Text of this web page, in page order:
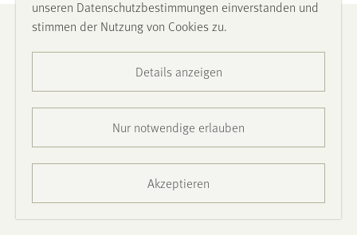
Impressum
Presse
unseren Datenschutzbestimmungen einverstanden und
stimmen der Nutzung von Cookies zu.
Details anzeigen
Nur notwendige erlauben
Akzeptieren